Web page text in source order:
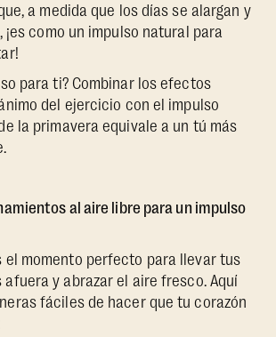
a medida que los días se alargan y
¡es como un impulso natural para
para ti? Combinar los efectos
del ejercicio con el impulso
la primavera equivale a un tú más
al aire libre para un impulso
el momento perfecto para llevar tus
y abrazar el aire fresco. Aquí
fáciles de hacer que tu corazón